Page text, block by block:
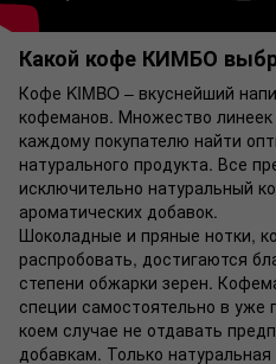
Какой кофе КИМБО
Кофе KIMBO – вкуснейший
кофеманов. Множество линеек
каждому покупателю найти
натурального продукта. Все
исключительно натуральный
ароматических добавок.
Шоколадные и пряные нотки,
распробовать, достигаются
степени обжарки зерен.
специи самостоятельно в уже
коем случае не отдавать
добавкам. Только